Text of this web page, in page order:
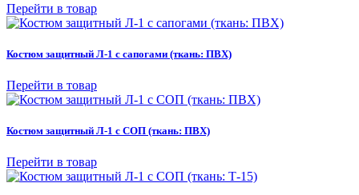
Перейти в товар
Костюм защитный Л-1 с сапогами (ткань: ПВХ)
Перейти в товар
Костюм защитный Л-1 с СОП (ткань: ПВХ)
Перейти в товар